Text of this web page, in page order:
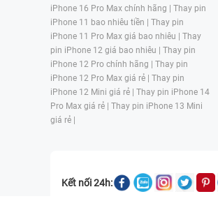
iPhone 16 Pro Max chính hãng | Thay pin
iPhone 11 bao nhiêu tiền | Thay pin
iPhone 11 Pro Max giá bao nhiêu | Thay
pin iPhone 12 giá bao nhiêu | Thay pin
iPhone 12 Pro chính hãng | Thay pin
iPhone 12 Pro Max giá rẻ | Thay pin
iPhone 12 Mini giá rẻ | Thay pin iPhone 14
Pro Max giá rẻ | Thay pin iPhone 13 Mini
giá rẻ |
Kết nối 24h: